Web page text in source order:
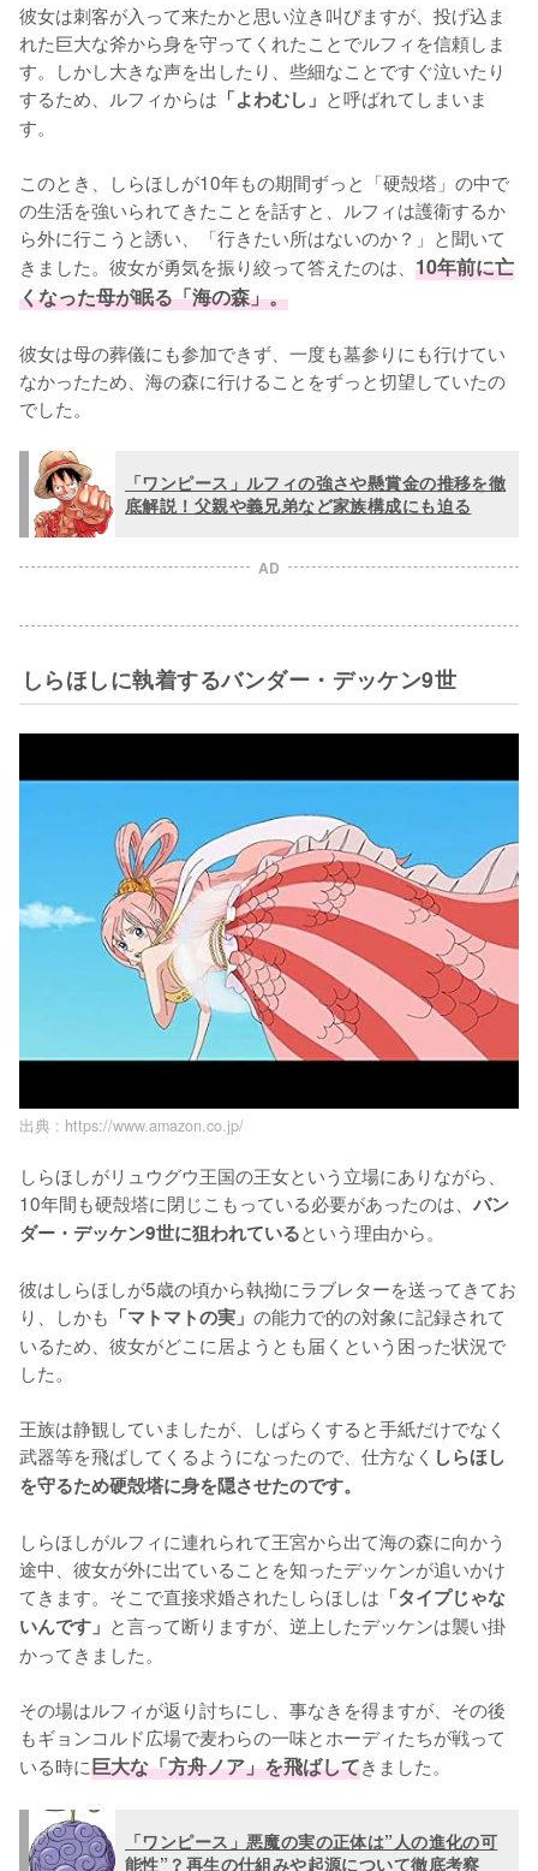
彼女は刺客が入って来たかと思い泣き叫びますが、投げ込ま
れた巨大な斧から身を守ってくれたことでルフィを信頼しま
す。しかし大きな声を出したり、些細なことですぐ泣いたり
するため、ルフィからは 「よわむし」 と呼ばれてしまいま
す。
このとき、しらほしが10年もの期間ずっと「硬殻塔」の中で
の生活を強いられてきたことを話すと、ルフィは護衛するか
ら外に行こうと誘い、「行きたい所はないのか？」と聞いて
きました。彼女が勇気を振り絞って答えたのは、 10年前に亡
くなった母が眠る「海の森」。
彼女は母の葬儀にも参加できず、一度も墓参りにも行けてい
なかったため、海の森に行けることをずっと切望していたの
でした。
「ワンピース」ルフィの強さや懸賞金の推移を徹
底解説！父親や義兄弟など家族構成にも迫る
AD
しらほしに執着するバンダー・デッケン9世
出典 : https://www.amazon.co.jp/
しらほしがリュウグウ王国の王女という立場にありながら、
10年間も硬殻塔に閉じこもっている必要があったのは、 バン
ダー・デッケン9世に狙われているという理由から。
彼はしらほしが5歳の頃から執拗にラブレターを送ってきてお
り、しかも 「マトマトの実」 の能力で的の対象に記録されて
いるため、彼女がどこに居ようとも届くという困った状況で
した。
王族は静観していましたが、しばらくすると手紙だけでなく
武器等を飛ばしてくるようになったので、仕方なく しらほし
を守るため硬殻塔に身を隠させたのです。
しらほしがルフィに連れられて王宮から出て海の森に向かう
途中、彼女が外に出ていることを知ったデッケンが追いかけ
てきます。そこで直接求婚されたしらほしは 「タイプじゃな
いんです」 と言って断りますが、逆上したデッケンは襲い掛
かってきました。
その場はルフィが返り討ちにし、事なきを得ますが、その後
もギョンコルド広場で麦わらの一味とホーディたちが戦って
いる時に巨大な「方舟ノア」を飛ばしてきました。
「ワンピース」悪魔の実の正体は”人の進化の可
能性”？再生の仕組みや起源について徹底考察